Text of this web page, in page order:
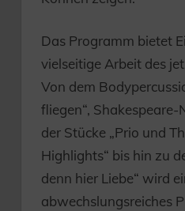
Das Programm bietet
vielseitige Arbeit des
Von dem
fliegen“,
der Stücke „Prio und
Highlights“ bis hin zu
denn hier Liebe“ wird
abwechslungsreiches